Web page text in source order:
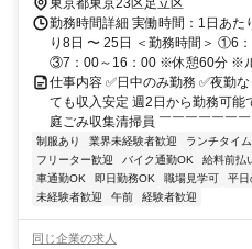
伊勢崎線「竹ノ塚駅」より自転車
東京都東京23区足立区
勤務時間詳細 実働時間：1日あた
り8日 〜 25日 ＜勤務時間＞ ①6
③7：00～16：00 ※休憩60分 ※
仕事内容 ✅日中のみ勤務 ✅夜勤
ても収入安定 週2日から勤務可
庭ごみ収集清掃員 ￣￣￣￣￣￣
制服あり 業界未経験者歓迎 ランチタイム
フリーター歓迎
バイク通勤OK 給料前払
車通勤OK
即日勤務OK 職場見学可 平日
未経験者歓迎
午前 経験者歓迎
同じ企業の求人